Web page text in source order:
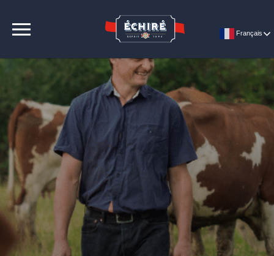
Français
CONTACT